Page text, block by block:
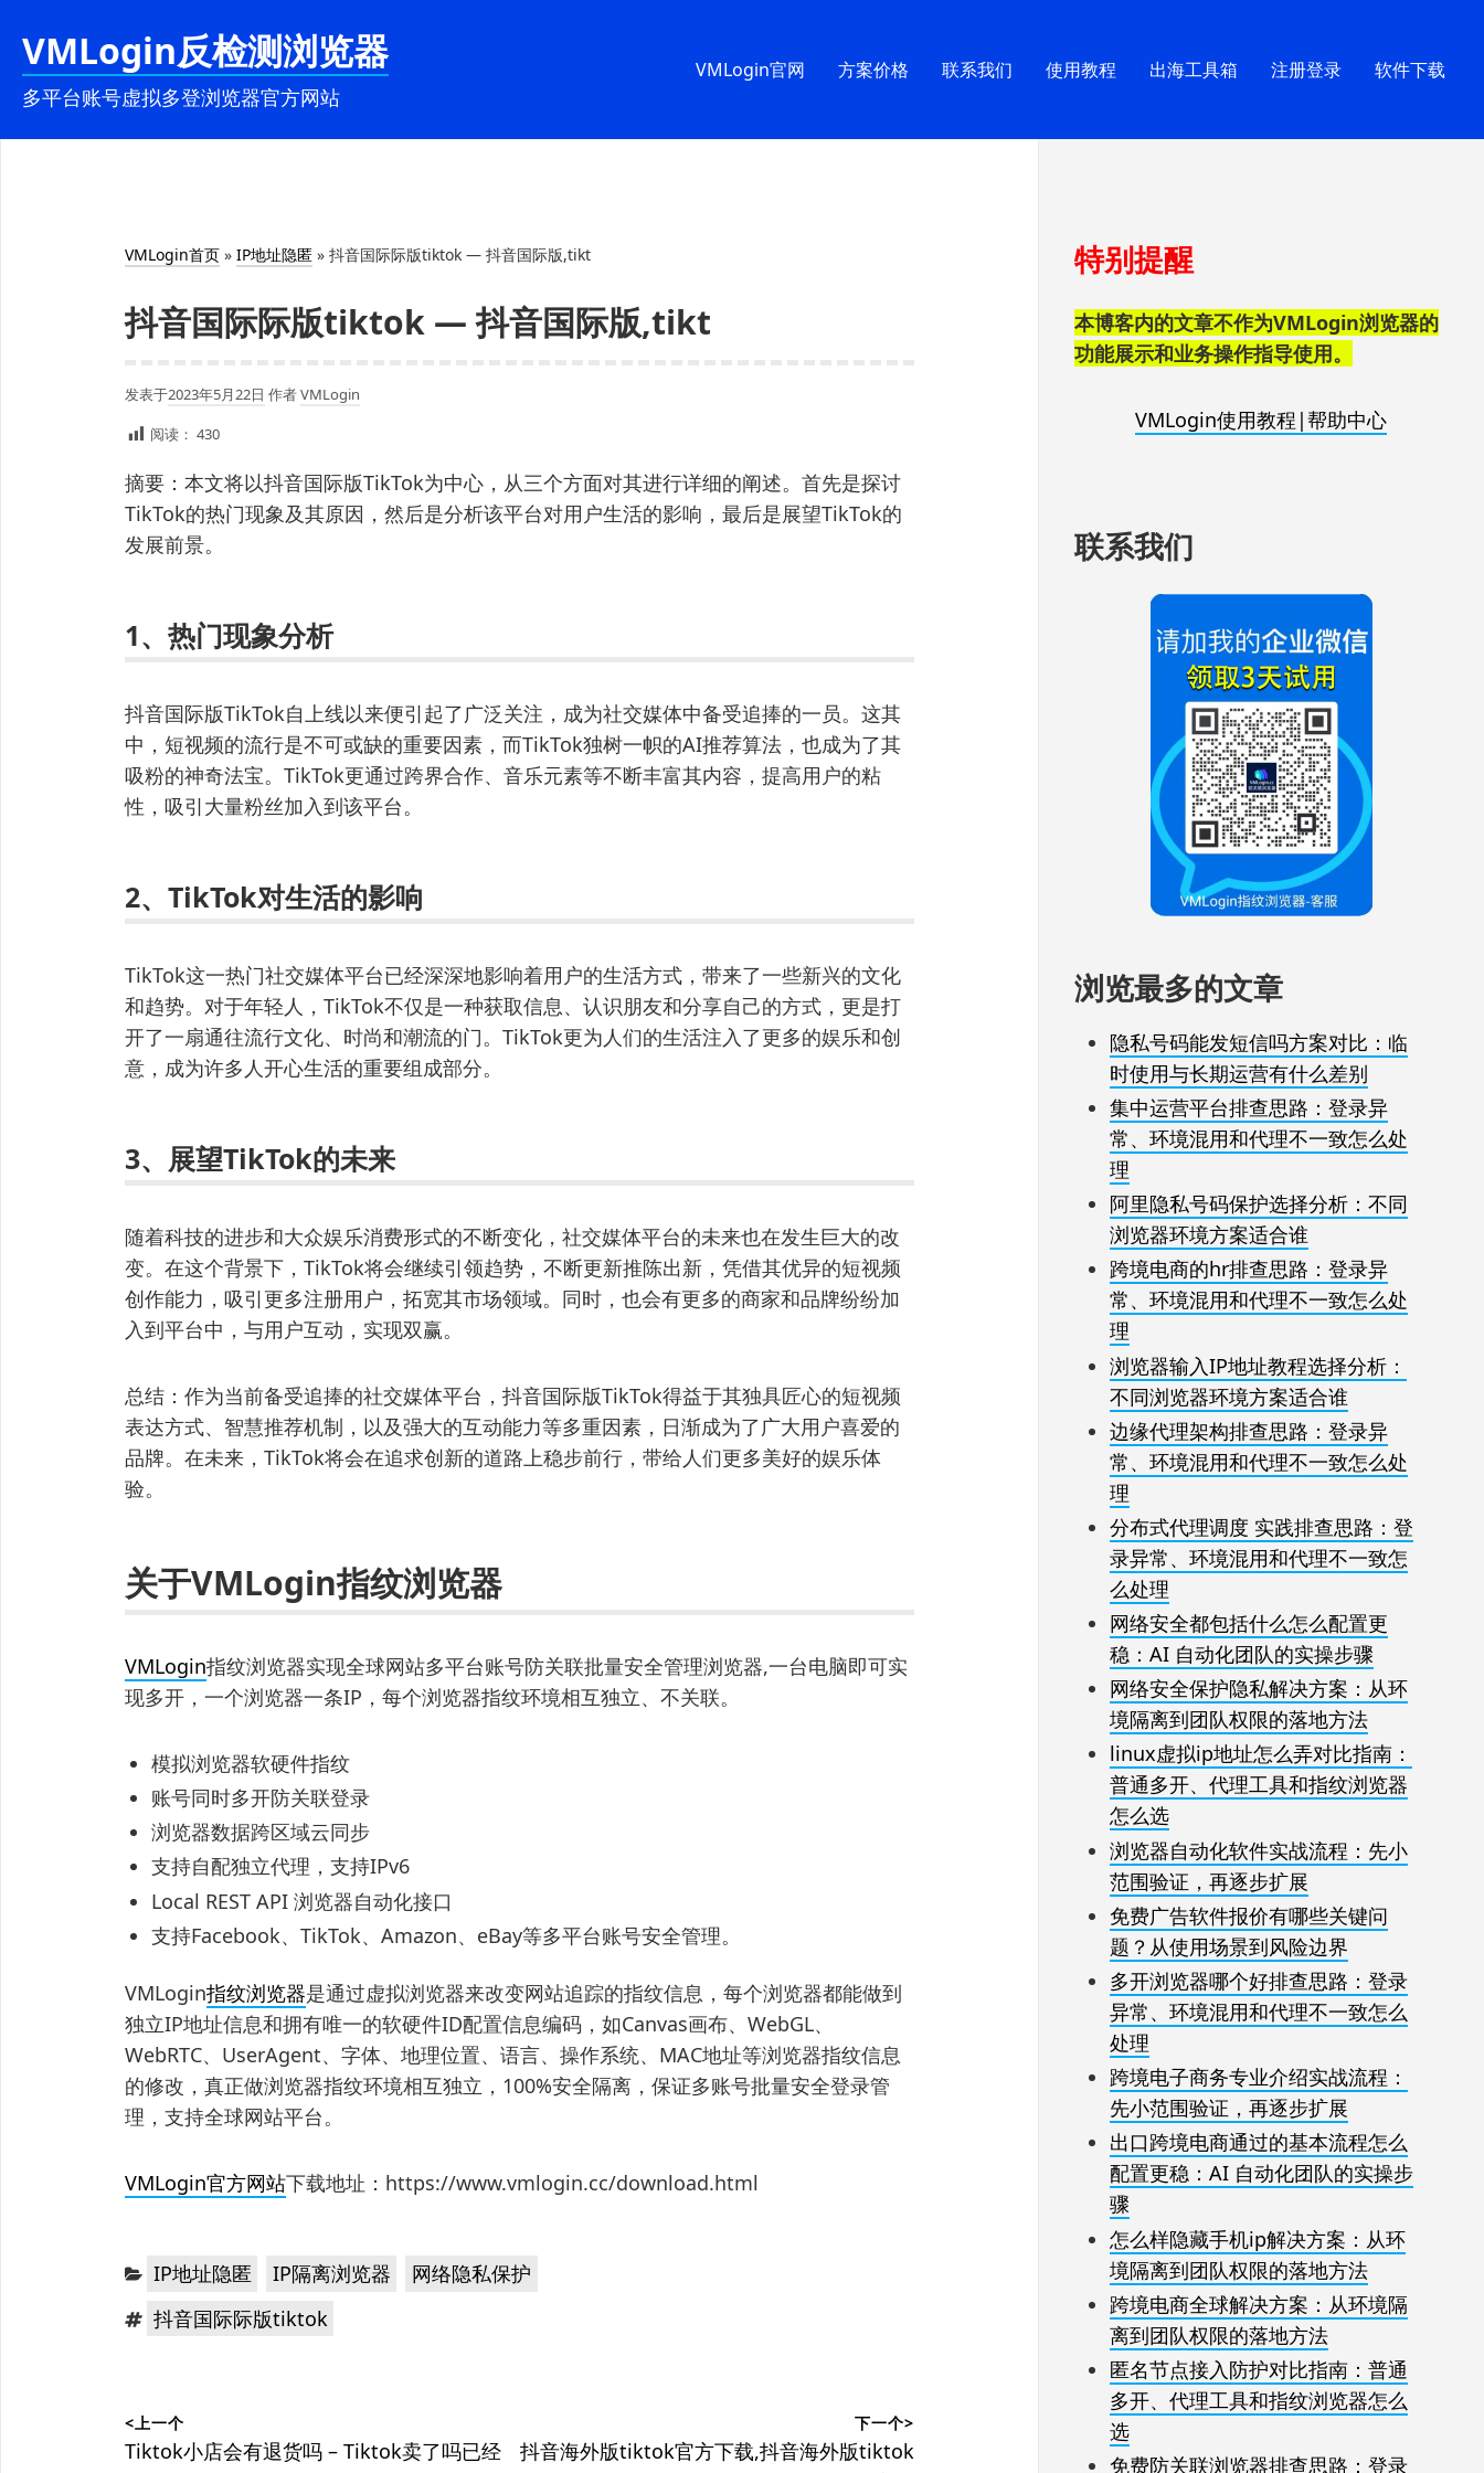
VMLogin反检测浏览器
多平台账号虚拟多登浏览器官方网站
VMLogin官网 方案价格 联系我们 使用教程 出海工具箱 注册登录 软件下载
VMLogin首页 » IP地址隐匿 » 抖音国际际版tiktok — 抖音国际版,tikt
抖音国际际版tiktok — 抖音国际版,tikt
发表于2023年5月22日 作者VMLogin
阅读： 430
摘要：本文将以抖音国际版TikTok为中心，从三个方面对其进行详细的阐述。首先是探讨
TikTok的热门现象及其原因，然后是分析该平台对用户生活的影响，最后是展望TikTok的
发展前景。
1、热门现象分析
抖音国际版TikTok自上线以来便引起了广泛关注，成为社交媒体中备受追捧的一员。这其
中，短视频的流行是不可或缺的重要因素，而TikTok独树一帜的AI推荐算法，也成为了其
吸粉的神奇法宝。TikTok更通过跨界合作、音乐元素等不断丰富其内容，提高用户的粘
性，吸引大量粉丝加入到该平台。
2、TikTok对生活的影响
TikTok这一热门社交媒体平台已经深深地影响着用户的生活方式，带来了一些新兴的文化
和趋势。对于年轻人，TikTok不仅是一种获取信息、认识朋友和分享自己的方式，更是打
开了一扇通往流行文化、时尚和潮流的门。TikTok更为人们的生活注入了更多的娱乐和创
意，成为许多人开心生活的重要组成部分。
3、展望TikTok的未来
随着科技的进步和大众娱乐消费形式的不断变化，社交媒体平台的未来也在发生巨大的改
变。在这个背景下，TikTok将会继续引领趋势，不断更新推陈出新，凭借其优异的短视频
创作能力，吸引更多注册用户，拓宽其市场领域。同时，也会有更多的商家和品牌纷纷加
入到平台中，与用户互动，实现双赢。
总结：作为当前备受追捧的社交媒体平台，抖音国际版TikTok得益于其独具匠心的短视频
表达方式、智慧推荐机制，以及强大的互动能力等多重因素，日渐成为了广大用户喜爱的
品牌。在未来，TikTok将会在追求创新的道路上稳步前行，带给人们更多美好的娱乐体
验。
关于VMLogin指纹浏览器
VMLogin指纹浏览器实现全球网站多平台账号防关联批量安全管理浏览器,一台电脑即可实
现多开，一个浏览器一条IP，每个浏览器指纹环境相互独立、不关联。
模拟浏览器软硬件指纹
账号同时多开防关联登录
浏览器数据跨区域云同步
支持自配独立代理，支持IPv6
Local REST API 浏览器自动化接口
支持Facebook、TikTok、Amazon、eBay等多平台账号安全管理。
VMLogin指纹浏览器是通过虚拟浏览器来改变网站追踪的指纹信息，每个浏览器都能做到
独立IP地址信息和拥有唯一的软硬件ID配置信息编码，如Canvas画布、WebGL、
WebRTC、UserAgent、字体、地理位置、语言、操作系统、MAC地址等浏览器指纹信息
的修改，真正做浏览器指纹环境相互独立，100%安全隔离，保证多账号批量安全登录管
理，支持全球网站平台。
VMLogin官方网站下载地址：https://www.vmlogin.cc/download.html
分 IP地址隐匿 ，
IP隔离浏览器 ，
网络隐私保护
标 抖音国际际版tiktok
章
<上一个
上
Tiktok小店会有退货吗 – Tiktok卖了吗已经
下一个>
下
抖音海外版tiktok官方下载,抖音海外版tiktok
至
脚
特别提醒
本博客内的文章不作为VMLogin浏览器的
功能展示和业务操作指导使用。
VMLogin使用教程|帮助中心
联系我们
浏览最多的文章
隐私号码能发短信吗方案对比：临
时使用与长期运营有什么差别
集中运营平台排查思路：登录异
常、环境混用和代理不一致怎么处
理
阿里隐私号码保护选择分析：不同
浏览器环境方案适合谁
跨境电商的hr排查思路：登录异
常、环境混用和代理不一致怎么处
理
浏览器输入IP地址教程选择分析：
不同浏览器环境方案适合谁
边缘代理架构排查思路：登录异
常、环境混用和代理不一致怎么处
理
分布式代理调度 实践排查思路：登
录异常、环境混用和代理不一致怎
么处理
网络安全都包括什么怎么配置更
稳：AI 自动化团队的实操步骤
网络安全保护隐私解决方案：从环
境隔离到团队权限的落地方法
linux虚拟ip地址怎么弄对比指南：
普通多开、代理工具和指纹浏览器
怎么选
浏览器自动化软件实战流程：先小
范围验证，再逐步扩展
免费广告软件报价有哪些关键问
题？从使用场景到风险边界
多开浏览器哪个好排查思路：登录
异常、环境混用和代理不一致怎么
处理
跨境电子商务专业介绍实战流程：
先小范围验证，再逐步扩展
出口跨境电商通过的基本流程怎么
配置更稳：AI 自动化团队的实操步
骤
怎么样隐藏手机ip解决方案：从环
境隔离到团队权限的落地方法
跨境电商全球解决方案：从环境隔
离到团队权限的落地方法
匿名节点接入防护对比指南：普通
多开、代理工具和指纹浏览器怎么
选
免费防关联浏览器排查思路：登录